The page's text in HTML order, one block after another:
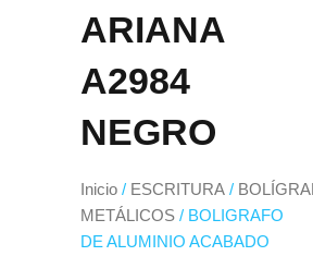
ARIANA
A2984
NEGRO
Inicio / ESCRITURA /
METÁLICOS / BOLIGRAFO
DE ALUMINIO ACABADO